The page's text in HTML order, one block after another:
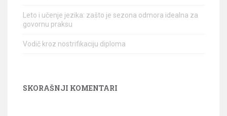
Leto i učenje jezika: zašto je sezona odmora idealna za
govornu praksu
Vodič kroz nostrifikaciju diploma
SKORAŠNJI KOMENTARI